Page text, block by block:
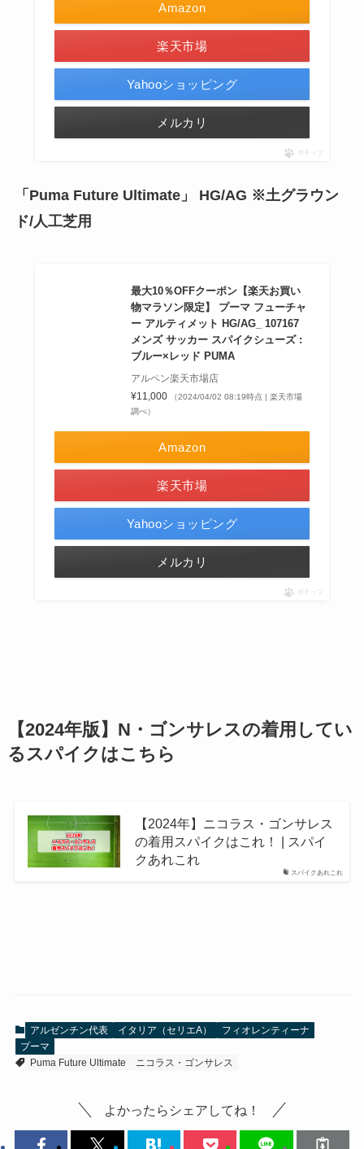
Amazon
楽天市場
Yahooショッピング
メルカリ
ポチップ
「Puma Future Ultimate」 HG/AG ※土グラウン
ド/人工芝用
最大10％OFFクーポン【楽天お買い
物マラソン限定】 プーマ フューチャ
ー アルティメット HG/AG_ 107167
メンズ サッカー スパイクシューズ :
ブルー×レッド PUMA
アルペン楽天市場店
¥11,000
（2024/04/02 08:19時点 | 楽天市場
調べ）
Amazon
楽天市場
Yahooショッピング
メルカリ
ポチップ
【2024年版】N・ゴンサレスの着用してい
るスパイクはこちら
スパイクあれこれ
【2024年】ニコラス・ゴンサレス
の着用スパイクはこれ！ | スパイ
クあれこれ
アルゼンチン代表 イタリア（セリエA）
フィオレンティーナ
プーマ
Puma Future Ultimate
ニコラス・ゴンサレス
よかったらシェアしてね！